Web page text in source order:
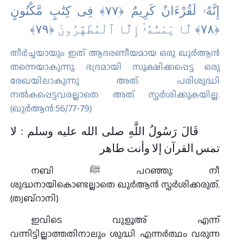
إِنَّهُۥ لَقُرْءَانٌ كَرِيمٌ ‎﴿٧٧﴾‏ فِى كِتَٰبٍ مَّكْنُونٍ
തീര്‍ച്ചയായും ഇത് ആദരണീയമായ ഒരു ഖുര്‍ആന്‍
തന്നെയാകുന്നു. ഭദ്രമായി സൂക്ഷിക്കപ്പെട്ട ഒരു
രേഖയിലാകുന്നു അത്‌. പരിശുദ്ധി
നല്‍കപ്പെട്ടവരല്ലാതെ അത് സ്പര്‍ശിക്കുകയില്ല.
(ഖുർആൻ:56/77-79)
قَالَ رَسُولُ اللَّهِ صلى الله عليه وسلم : لا
تمس القرآن إلا وأنت طاهر
നബി ﷺ പറഞ്ഞു: നീ
ശുദ്ധനായികൊണ്ടല്ലാതെ ഖുര്‍ആന്‍ സ്പര്‍ശിക്കരുത്‌.
(ത്വബ്റാനി)
ഇവിടെ വുളൂഅ് എന്ന്
വന്നിട്ടില്ലാത്തതിനാലും ശുദ്ധി എന്നർത്ഥം വരുന്ന